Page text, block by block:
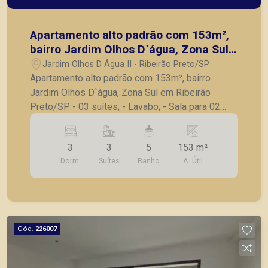
Apartamento alto padrão com 153m²,
bairro Jardim Olhos D`água, Zona Sul
em Ribeirão Preto/SP.
Jardim Olhos D Água II - Ribeirão Preto/SP
Apartamento alto padrão com 153m², bairro
Jardim Olhos D`água, Zona Sul em Ribeirão
Preto/SP. - 03 suítes; - Lavabo; - Sala para 02
ambientes; - Varanda gourmet; - Cozinha; -
Lavanderia; - Banheiro de serviço; - 03 vagas de
garagem. A Piramid tem como objetivo atender
seus clientes com agilidade e segurança, em
locação, vendas de imóveis prontos, usados
3
Dorm.
3
Suítes
5
Banho
153 m²
A. Útil
Cód. 226007